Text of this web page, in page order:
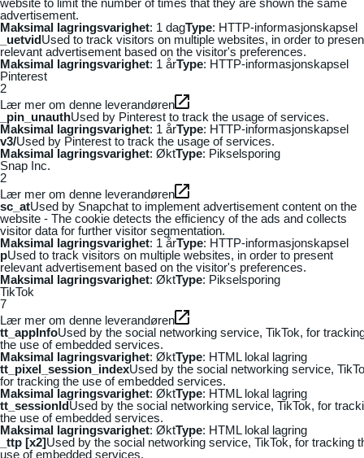
advertisement.
Maksimal lagringsvarighet: 1 dagType: HTTP-informasjonskapsel
_uetvidUsed to track visitors on multiple websites, in order to
relevant advertisement based on the visitor's preferences.
Maksimal lagringsvarighet: 1 årType: HTTP-informasjonskapsel
Pinterest
2
Lær mer om denne leverandøren
_pin_unauthUsed by Pinterest to track the usage of services.
Maksimal lagringsvarighet: 1 årType: HTTP-informasjonskapsel
v3/Used by Pinterest to track the usage of services.
Maksimal lagringsvarighet: ØktType: Pikselsporing
Snap Inc.
2
Lær mer om denne leverandøren
sc_atUsed by Snapchat to implement advertisement content on the
website - The cookie detects the efficiency of the ads and collects
visitor data for further visitor segmentation.
Maksimal lagringsvarighet: 1 årType: HTTP-informasjonskapsel
pUsed to track visitors on multiple websites, in order to present
relevant advertisement based on the visitor's preferences.
Maksimal lagringsvarighet: ØktType: Pikselsporing
TikTok
7
Lær mer om denne leverandøren
tt_appInfoUsed by the social networking service, TikTok, for
the use of embedded services.
Maksimal lagringsvarighet: ØktType: HTML lokal lagring
tt_pixel_session_indexUsed by the social networking service,
for tracking the use of embedded services.
Maksimal lagringsvarighet: ØktType: HTML lokal lagring
tt_sessionIdUsed by the social networking service, TikTok, for
the use of embedded services.
Maksimal lagringsvarighet: ØktType: HTML lokal lagring
_ttp [x2]Used by the social networking service, TikTok, for tracking
use of embedded services.